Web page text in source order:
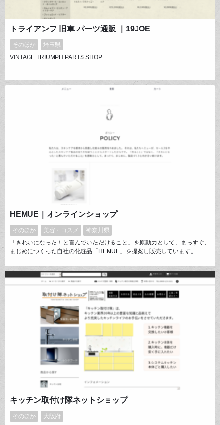
トライアンフ 旧車 パーツ通販 ｜19JOE
そのほか
埼玉県
VINTAGE TRIUMPH PARTS SHOP
HEMUE｜オンラインショップ
そのほか 美容・コスメ
神奈川県
「きれいになった！と喜んでいただけること」を原動力として、まっすぐ、
まじめにつくった自社の化粧品「HEMUE」を提案し販売しています。
キッチン取付け隊ネットショップ
そのほか
大阪府